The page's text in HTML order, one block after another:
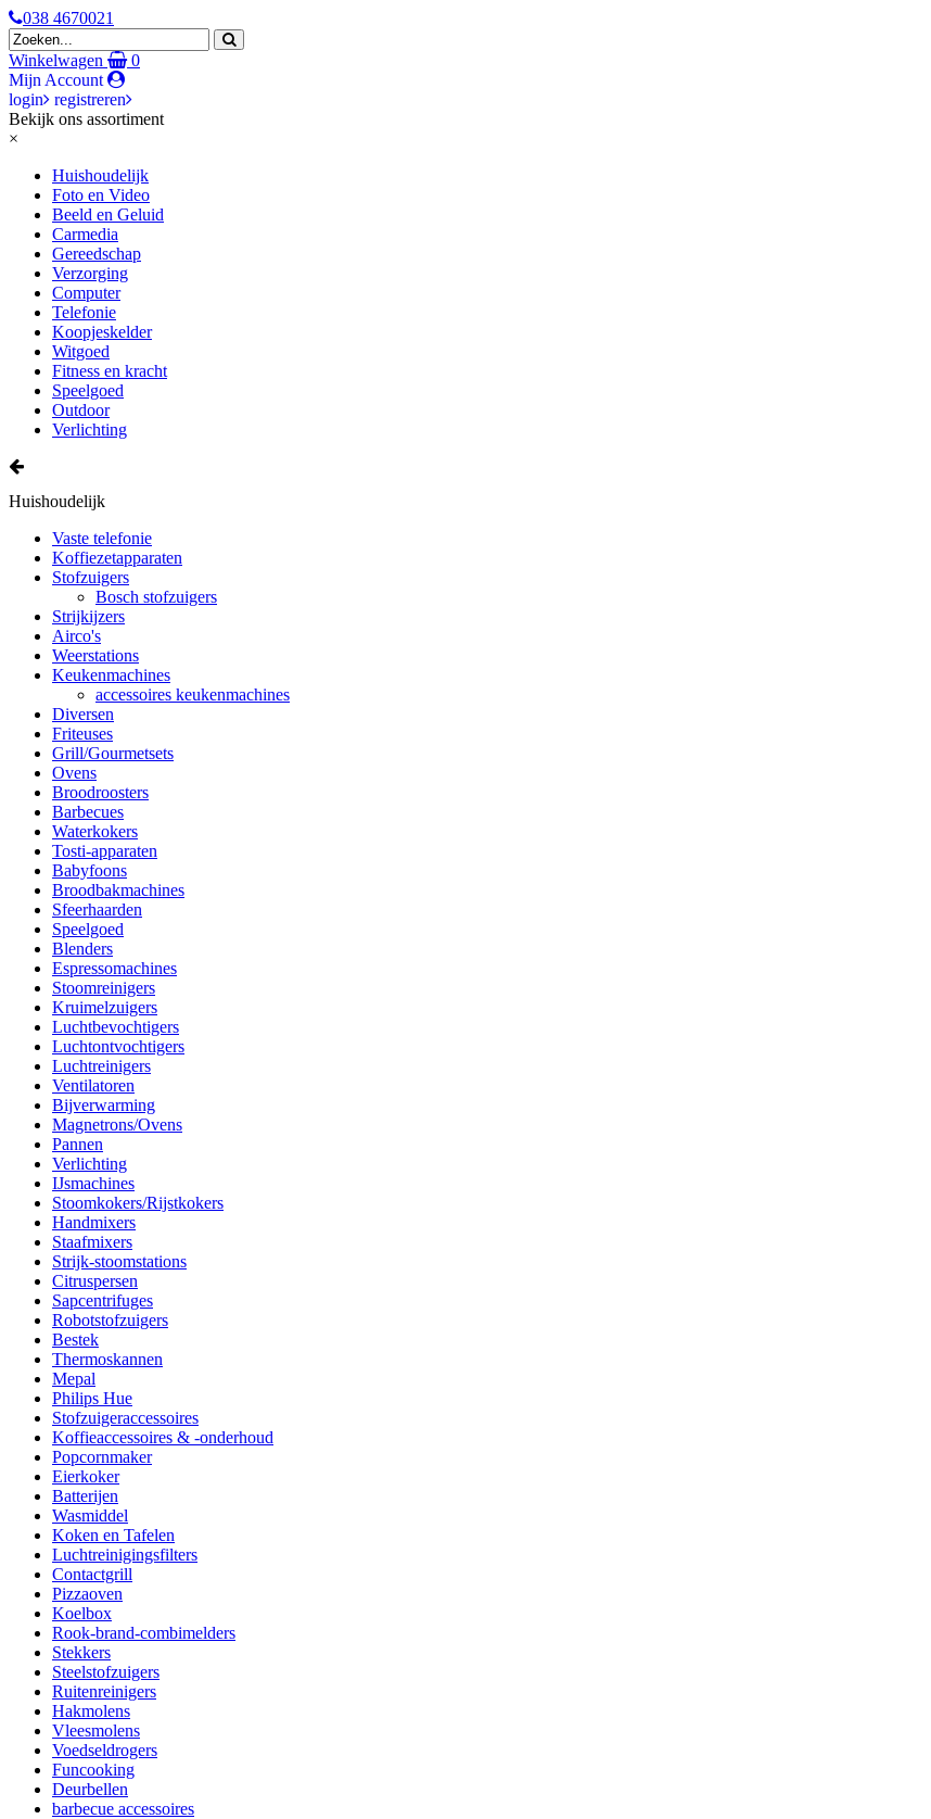
038 4670021
Winkelwagen
0
Mijn Account
login
registreren
Bekijk ons assortiment
×
Huishoudelijk
Foto en Video
Beeld en Geluid
Carmedia
Gereedschap
Verzorging
Computer
Telefonie
Koopjeskelder
Witgoed
Fitness en kracht
Speelgoed
Outdoor
Verlichting
Huishoudelijk
Vaste telefonie
Koffiezetapparaten
Stofzuigers
Bosch stofzuigers
Strijkijzers
Airco's
Weerstations
Keukenmachines
accessoires keukenmachines
Diversen
Friteuses
Grill/Gourmetsets
Ovens
Broodroosters
Barbecues
Waterkokers
Tosti-apparaten
Babyfoons
Broodbakmachines
Sfeerhaarden
Speelgoed
Blenders
Espressomachines
Stoomreinigers
Kruimelzuigers
Luchtbevochtigers
Luchtontvochtigers
Luchtreinigers
Ventilatoren
Bijverwarming
Magnetrons/Ovens
Pannen
Verlichting
IJsmachines
Stoomkokers/Rijstkokers
Handmixers
Staafmixers
Strijk-stoomstations
Citruspersen
Sapcentrifuges
Robotstofzuigers
Bestek
Thermoskannen
Mepal
Philips Hue
Stofzuigeraccessoires
Koffieaccessoires & -onderhoud
Popcornmaker
Eierkoker
Batterijen
Wasmiddel
Koken en Tafelen
Luchtreinigingsfilters
Contactgrill
Pizzaoven
Koelbox
Rook-brand-combimelders
Stekkers
Steelstofzuigers
Ruitenreinigers
Hakmolens
Vleesmolens
Voedseldrogers
Funcooking
Deurbellen
barbecue accessoires